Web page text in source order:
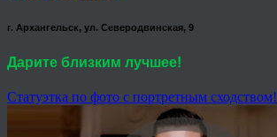
г. Архангельск, ул. Северодвинская, 9
Дарите близким лучшее!
Статуэтка по фото с портретным сходством!